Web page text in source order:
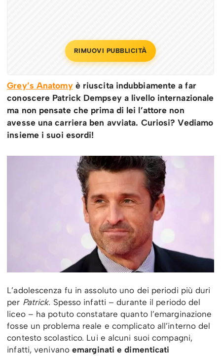
RIMUOVI PUBBLICITÀ
Grey’s Anatomyè riuscita indubbiamente a far
conoscere Patrick Dempsey a livello internazionale
ma non pensate che prima di lei l’attore non
avesse una carriera ben avviata. Curiosi? Vediamo
insieme i suoi esordi!
L’adolescenza fu in assoluto uno dei periodi più duri
per Patrick. Spesso infatti – durante il periodo del
liceo – ha potuto constatare quanto l’emarginazione
fosse un problema reale e complicato all’interno del
contesto scolastico. Lui e alcuni suoi compagni,
infatti, venivanoemarginati e dimenticati